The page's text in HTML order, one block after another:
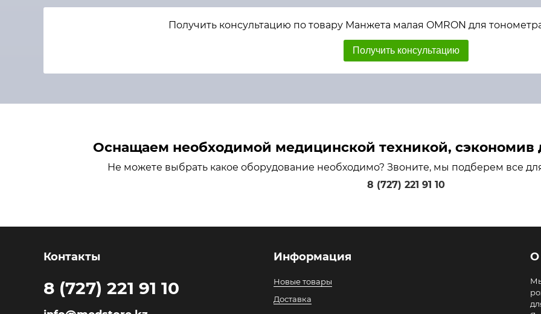
Получить консультацию по товару Манжета малая OMRON для
Получить консультацию
Оснащаем необходимой медицинской техникой, сэкономив
Не можете выбрать какое оборудование необходимо? Звоните, мы подберем все
8 (727) 221 91 10
Контакты
8 (727) 221 91 10
Информация
Новые товары
Доставка
О